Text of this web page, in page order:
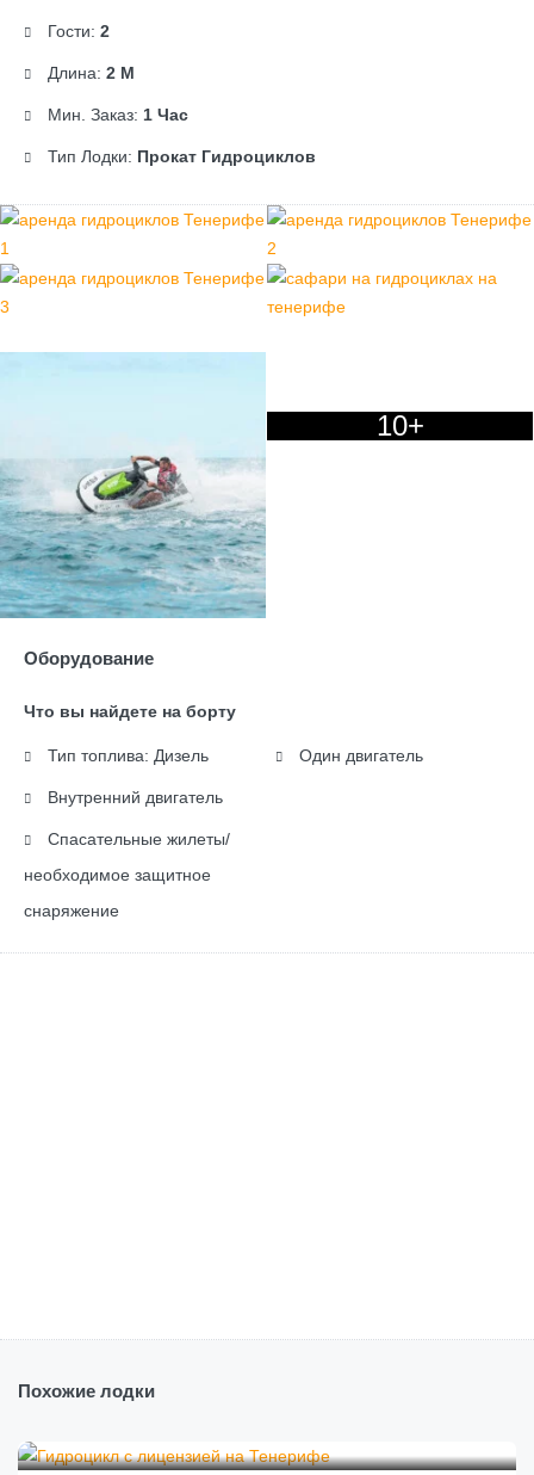
Гости: 2
Длина: 2 М
Мин. Заказ: 1 Час
Тип Лодки: Прокат Гидроциклов
10+
Оборудование
Что вы найдете на борту
Тип топлива: Дизель
Внутренний двигатель
Спасательные жилеты/
необходимое защитное
снаряжение
Один двигатель
Похожие лодки